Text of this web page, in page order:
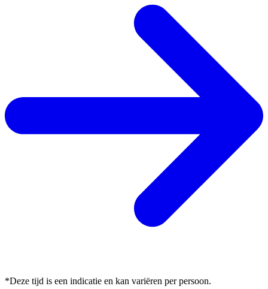
*Deze tijd is een indicatie en kan variëren per persoon.